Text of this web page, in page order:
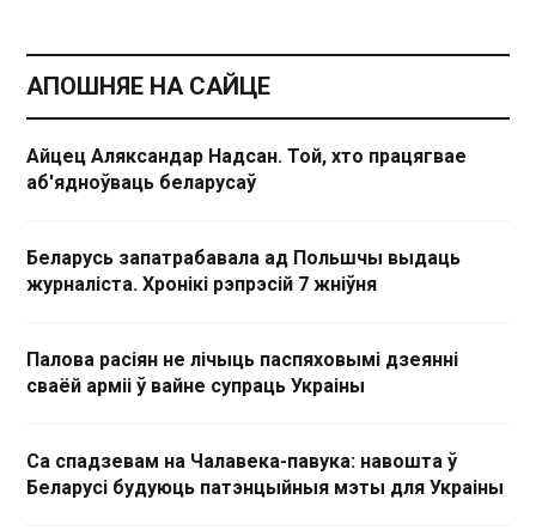
АПОШНЯЕ НА САЙЦЕ
Айцец Аляксандар Надсан. Той, хто працягвае
аб'ядноўваць беларусаў
Беларусь запатрабавала ад Польшчы выдаць
журналіста. Хронікі рэпрэсій 7 жніўня
Палова расіян не лічыць паспяховымі дзеянні
сваёй арміі ў вайне супраць Украіны
Са спадзевам на Чалавека-павука: навошта ў
Беларусі будуюць патэнцыйныя мэты для Украіны